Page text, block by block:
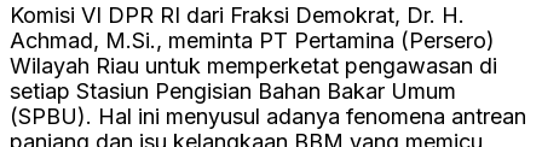
Komisi VI DPR RI dari Fraksi Demokrat, Dr. H.
Achmad, M.Si., meminta PT Pertamina (Persero)
Wilayah Riau untuk memperketat pengawasan di
setiap Stasiun Pengisian Bahan Bakar Umum
(SPBU). Hal ini menyusul adanya fenomena antrean
panjang dan isu kelangkaan BBM yang memicu